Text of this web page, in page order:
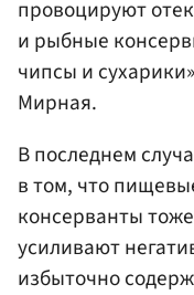
провоцируют
и рыбные
чипсы и
Мирная.
В последнем
в том, что
консерванты
усиливают
избыточно